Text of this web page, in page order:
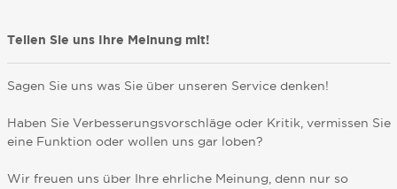
Teilen Sie uns Ihre Meinung mit!
Sagen Sie uns was Sie über unseren Service denken!
Haben Sie Verbesserungsvorschläge oder Kritik, vermissen Sie
eine Funktion oder wollen uns gar loben?
Wir freuen uns über Ihre ehrliche Meinung, denn nur so